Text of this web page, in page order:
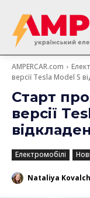
AMPERCAR.com
версії Tesla Model S
Старт
версії
Електромобілі
Nataliya